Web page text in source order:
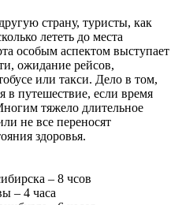
страну, туристы, как
лететь до места
особым аспектом выступает
ожидание рейсов,
или такси. Дело в том,
в путешествие, если время
тяжело длительное
не все переносят
здоровья.
– 8 чсов
– 4 часа